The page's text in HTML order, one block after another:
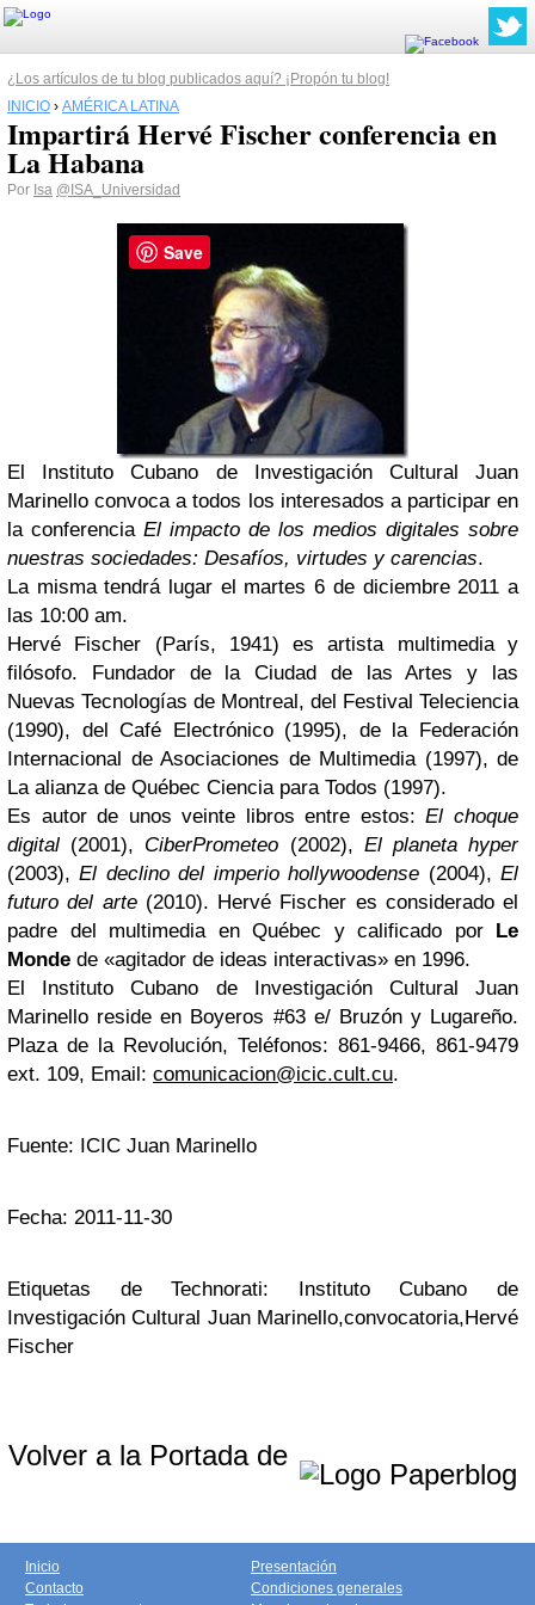
¿Los artículos de tu blog publicados aquí? ¡Propón tu blog!
INICIO › AMÉRICA LATINA
Impartirá Hervé Fischer conferencia en
La Habana
Por Isa @ISA_Universidad
El Instituto Cubano de Investigación Cultural Juan
Marinello convoca a todos los interesados a participar en
la conferencia El impacto de los medios digitales sobre
nuestras sociedades: Desafíos, virtudes y carencias.
La misma tendrá lugar el martes 6 de diciembre 2011 a
las 10:00 am.
Hervé Fischer (París, 1941) es artista multimedia y
filósofo. Fundador de la Ciudad de las Artes y las
Nuevas Tecnologías de Montreal, del Festival Teleciencia
(1990), del Café Electrónico (1995), de la Federación
Internacional de Asociaciones de Multimedia (1997), de
La alianza de Québec Ciencia para Todos (1997).
Es autor de unos veinte libros entre estos:El choque
digital (2001), CiberPrometeo (2002), El planeta hyper
(2003),El declino del imperio hollywoodense (2004),El
futuro del arte(2010). Hervé Fischer es considerado el
padre del multimedia en Québec y calificado por Le
Monde de «agitador de ideas interactivas» en 1996.
El Instituto Cubano de Investigación Cultural Juan
Marinello reside en Boyeros #63 e/ Bruzón y Lugareño.
Plaza de la Revolución, Teléfonos: 861-9466, 861-9479
ext. 109, Email: comunicacion@icic.cult.cu.
Fuente: ICIC Juan Marinello
Fecha: 2011-11-30
Etiquetas de Technorati: Instituto Cubano de
Investigación Cultural Juan Marinello,convocatoria,Hervé
Fischer
Volver a la Portada de
Inicio
Contacto
Presentación
Condiciones generales
Save